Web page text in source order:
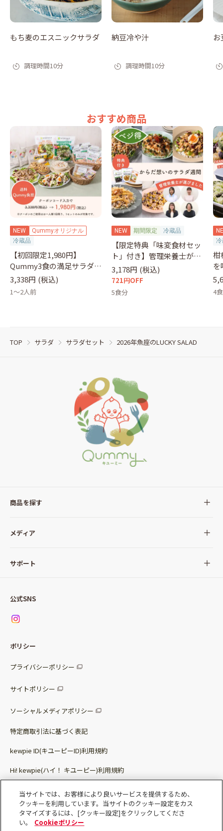
もち麦のエスニックサラダ
調理時間10分
納豆冷や汁
調理時間10分
おすすめ商品
NEW
Qummyオリジナル
冷蔵品
【初回限定1,980円】
Qummy3食の満足サラダセ
ット（クーポンコード：
otameshi）
3,338円 (税込)
1～2人前
NEW 期間限定 冷蔵品
【限定特典「味変食材セッ
ト」付き】管理栄養士が選
ぶサラダ
3,178円 (税込)
721円OFF
5食分
柑
を
&
4
TOP サラダ サラダセット 2026年魚座のLUCKY SALAD
商品を探す
全ての商品
サラダ
パッケージサラダ
惣菜サラダ
調味料
ベビー・幼児食
その他（カレーなど）
メディア
Qummy(キユーミー)について
サポート
お問い合わせ
公式SNS
ポリシー
プライバシーポリシー
サイトポリシー
ソーシャルメディアポリシー
特定商取引法に基づく表記
kewpie ID(キユーピーID)利用規約
Hi! kewpie(ハイ！ キユーピー)利用規約
Qummy(キユーミー)利用規約​
当サイトでは、お客様により良いサービスを提供するため、
クッキーを利用しています。当サイトのクッキー設定をカス
タマイズするには、[クッキー設定]をクリックしてくださ
い。
Cookieポリシー